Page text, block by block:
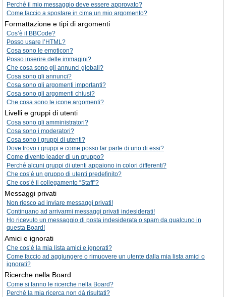
Perché il mio messaggio deve essere approvato?
Come faccio a spostare in cima un mio argomento?
Formattazione e tipi di argomenti
Cos’è il BBCode?
Posso usare l’HTML?
Cosa sono le emoticon?
Posso inserire delle immagini?
Che cosa sono gli annunci globali?
Cosa sono gli annunci?
Cosa sono gli argomenti importanti?
Cosa sono gli argomenti chiusi?
Che cosa sono le icone argomenti?
Livelli e gruppi di utenti
Cosa sono gli amministratori?
Cosa sono i moderatori?
Cosa sono i gruppi di utenti?
Dove trovo i gruppi e come posso far parte di uno di essi?
Come divento leader di un gruppo?
Perché alcuni gruppi di utenti appaiono in colori differenti?
Che cos’è un gruppo di utenti predefinito?
Che cos’è il collegamento “Staff”?
Messaggi privati
Non riesco ad inviare messaggi privati!
Continuano ad arrivarmi messaggi privati indesiderati!
Ho ricevuto un messaggio di posta indesiderata o spam da qualcuno in
questa Board!
Amici e ignorati
Che cos’è la mia lista amici e ignorati?
Come faccio ad aggiungere o rimuovere un utente dalla mia lista amici o
ignorati?
Ricerche nella Board
Come si fanno le ricerche nella Board?
Perché la mia ricerca non dà risultati?